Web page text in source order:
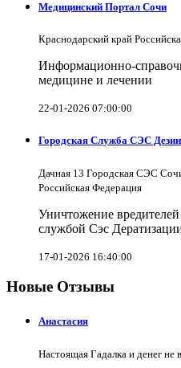
Медицинский Портал Сочи
Краснодарский край
Информационно-
медицине и лечении
22-01-2026 07:00:00
Городская Служба СЭС
Дачная 13 Городская СЭС
Российская Федерация
Уничтожение
службой Сэс
17-01-2026 16:40:00
Новые Отзывы
Анастасия
Настоящая Гадалка и денег не